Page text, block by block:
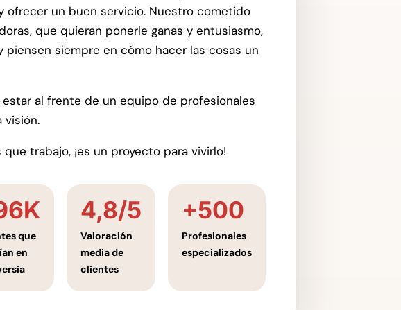
ofrecer un buen servicio. Nuestro cometido
que quieran ponerle ganas y entusiasmo,
siempre en cómo hacer las cosas un
estar al frente de un equipo de profesionales
visión.
trabajo, ¡es un proyecto para vivirlo!
que
en
4,8/5
Valoración
media de
clientes
+500
Profesionales
especializados